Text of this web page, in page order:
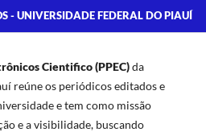
- UNIVERSIDADE FEDERAL DO PIAUÍ
Cientifico (PPEC)da
reúne os periódicos editados e
e tem como missão
e a visibilidade, buscando